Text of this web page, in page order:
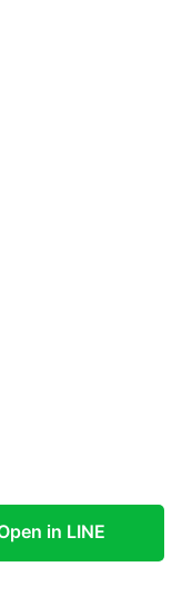
in LINE